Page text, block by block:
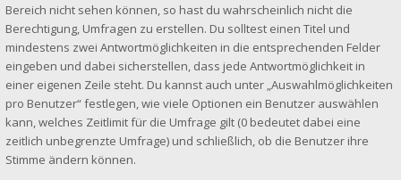
Bereich nicht sehen können, so hast du wahrscheinlich nicht die
Berechtigung, Umfragen zu erstellen. Du solltest einen Titel und
mindestens zwei Antwortmöglichkeiten in die entsprechenden Felder
eingeben und dabei sicherstellen, dass jede Antwortmöglichkeit in
einer eigenen Zeile steht. Du kannst auch unter „Auswahlmöglichkeiten
pro Benutzer“ festlegen, wie viele Optionen ein Benutzer auswählen
kann, welches Zeitlimit für die Umfrage gilt (0 bedeutet dabei eine
zeitlich unbegrenzte Umfrage) und schließlich, ob die Benutzer ihre
Stimme ändern können.